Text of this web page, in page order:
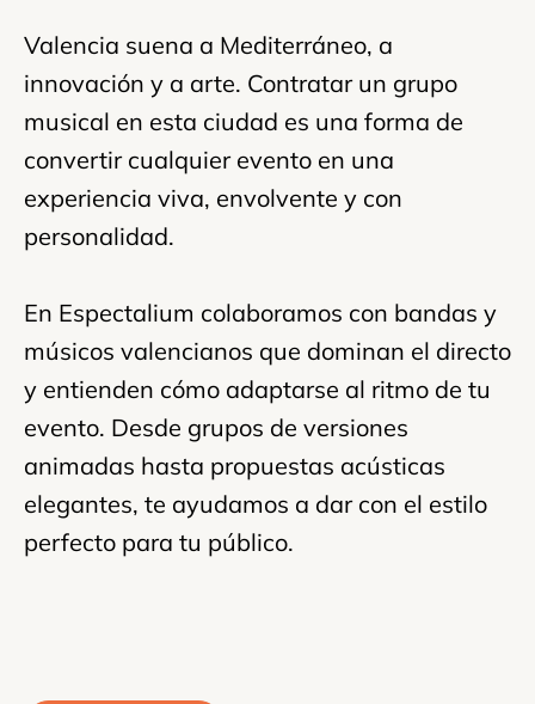
Valencia suena a Mediterráneo, a
innovación y a arte. Contratar un grupo
musical en esta ciudad es una forma de
convertir cualquier evento en una
experiencia viva, envolvente y con
personalidad.
En Espectalium colaboramos con bandas y
músicos valencianos que dominan el directo
y entienden cómo adaptarse al ritmo de tu
evento. Desde grupos de versiones
animadas hasta propuestas acústicas
elegantes, te ayudamos a dar con el estilo
perfecto para tu público.